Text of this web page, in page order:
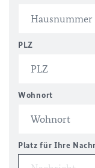
PLZ
Wohnort
Platz für Ihre